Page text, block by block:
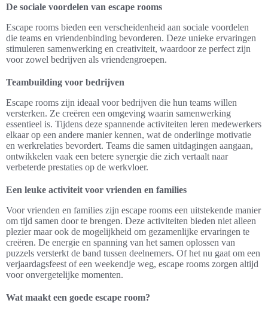
De sociale voordelen van escape rooms
Escape rooms bieden een verscheidenheid aan sociale voordelen
die teams en vriendenbinding bevorderen. Deze unieke ervaringen
stimuleren samenwerking en creativiteit, waardoor ze perfect zijn
voor zowel bedrijven als vriendengroepen.
Teambuilding voor bedrijven
Escape rooms zijn ideaal voor bedrijven die hun teams willen
versterken. Ze creëren een omgeving waarin samenwerking
essentieel is. Tijdens deze spannende activiteiten leren medewerkers
elkaar op een andere manier kennen, wat de onderlinge motivatie
en werkrelaties bevordert. Teams die samen uitdagingen aangaan,
ontwikkelen vaak een betere synergie die zich vertaalt naar
verbeterde prestaties op de werkvloer.
Een leuke activiteit voor vrienden en families
Voor vrienden en families zijn escape rooms een uitstekende manier
om tijd samen door te brengen. Deze activiteiten bieden niet alleen
plezier maar ook de mogelijkheid om gezamenlijke ervaringen te
creëren. De energie en spanning van het samen oplossen van
puzzels versterkt de band tussen deelnemers. Of het nu gaat om een
verjaardagsfeest of een weekendje weg, escape rooms zorgen altijd
voor onvergetelijke momenten.
Wat maakt een goede escape room?